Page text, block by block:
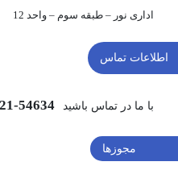
اداری نور – طبقه سوم – واحد 12
اطلاعات تماس
با ما در تماس باشید 54634-021
مجوزها